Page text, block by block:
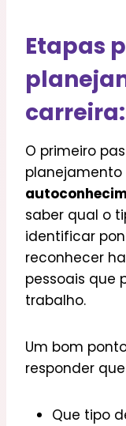
Etapas
O primeiro
saber qual o
identificar
reconhecer
pessoais que
trabalho.
Um bom
responder
Que tipo